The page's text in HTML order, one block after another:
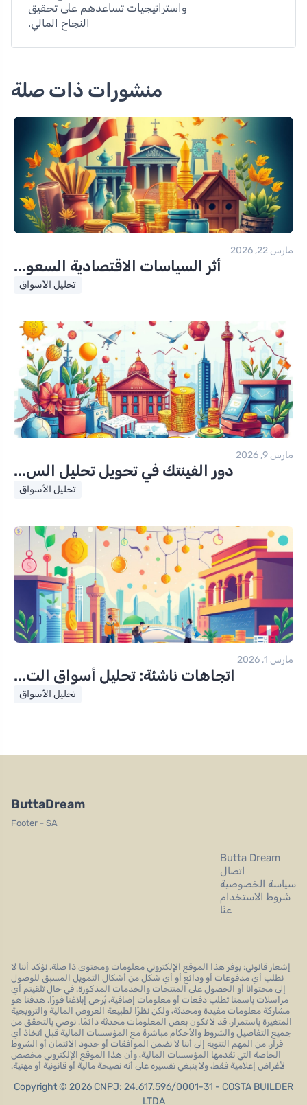
واستراتيجيات تساعدهم على تحقيق
النجاح المالي.
منشورات ذات صلة
مارس 22, 2026
أثر السياسات الاقتصادية السعو...
تحليل الأسواق
مارس 9, 2026
دور الفينتك في تحويل تحليل الس...
تحليل الأسواق
مارس 1, 2026
اتجاهات ناشئة: تحليل أسواق الت...
تحليل الأسواق
ButtaDream
Footer - SA
Butta Dream
اتصال
سياسة الخصوصية
شروط الاستخدام
عنّا
إشعار قانوني: يوفر هذا الموقع الإلكتروني معلومات ومحتوى ذا صلة. نؤكد أننا لا
نطلب أي مدفوعات أو ودائع أو أي شكل من أشكال التمويل المسبق للوصول
إلى محتوانا أو الحصول على المنتجات والخدمات المذكورة. في حال تلقيتم أي
مراسلات باسمنا تطلب دفعات أو معلومات إضافية، يُرجى إبلاغنا فورًا. هدفنا هو
مشاركة معلومات مفيدة ومحدثة، ولكن نظرًا لطبيعة العروض المالية والترويجية
المتغيرة باستمرار، قد لا تكون بعض المعلومات محدثة دائمًا. نوصي بالتحقق من
جميع التفاصيل والشروط والأحكام مباشرةً مع المؤسسات المالية قبل اتخاذ أي
قرار. من المهم التنويه إلى أننا لا نضمن الموافقات أو حدود الائتمان أو الشروط
الخاصة التي تقدمها المؤسسات المالية، وأن هذا الموقع الإلكتروني مخصص
لأغراض إعلامية فقط، ولا ينبغي تفسيره على أنه نصيحة مالية أو قانونية أو مهنية.
Copyright © 2026 CNPJ: 24.617.596/0001-31 - COSTA BUILDER
LTDA